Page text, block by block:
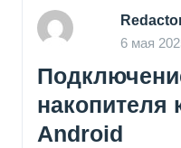
6 мая
накопителя
Android